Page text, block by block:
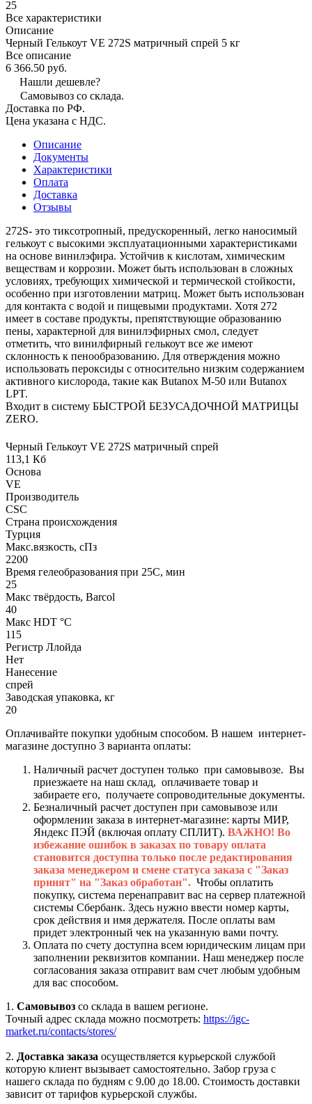
25
Все характеристики
Описание
Черный Гелькоут VE 272S матричный спрей 5 кг
Все описание
6 366.50 руб.
Нашли дешевле?
Самовывоз со склада.
Доставка по РФ.
Цена указана с НДС.
Описание
Документы
Характеристики
Оплата
Доставка
Отзывы
272S- это тиксотропный, предускоренный, легко наносимый
гелькоут с высокими эксплуатационными характеристиками
на основе винилэфира. Устойчив к кислотам, химическим
веществам и коррозии. Может быть использован в сложных
условиях, требующих химической и термической стойкости,
особенно при изготовлении матриц. Может быть использован
для контакта с водой и пищевыми продуктами. Хотя 272
имеет в составе продукты, препятствующие образованию
пены, характерной для винилэфирных смол, следует
отметить, что винилфирный гелькоут все же имеют
склонность к пенообразованию. Для отверждения можно
использовать пероксиды с относительно низким содержанием
активного кислорода, такие как Butanox M-50 или Butanox
LPT.
Входит в систему БЫСТРОЙ БЕЗУСАДОЧНОЙ МАТРИЦЫ
ZERO.
Черный Гелькоут VE 272S матричный спрей
113,1 Кб
Основа
VE
Производитель
CSC
Страна происхождения
Турция
Макс.вязкoсть, сПз
2200
Время гелеобразования при 25С, мин
25
Макс твёрдость, Barcol
40
Макс HDT °С
115
Регистр Ллойда
Нет
Нанесение
спрей
Заводская упаковка, кг
20
Оплачивайте покупки удобным способом. В нашем интернет-
магазине доступно 3 варианта оплаты:
Наличный расчет доступен только при самовывозе. Вы
приезжаете на наш склад, оплачиваете товар и
забираете его, получаете сопроводительные документы.
Безналичный расчет доступен при самовывозе или
оформлении заказа в интернет-магазине: карты МИР,
Яндекс ПЭЙ (включая оплату СПЛИТ). ВАЖНО! Во
избежание ошибок в заказах по товару оплата
становится доступна только после редактирования
заказа менеджером и смене статуса заказа с "Заказ
принят" на "Заказ обработан". Чтобы оплатить
покупку, система перенаправит вас на сервер платежной
системы Сбербанк. Здесь нужно ввести номер карты,
срок действия и имя держателя. После оплаты вам
придет электронный чек на указанную вами почту.
Оплата по счету доступна всем юридическим лицам при
заполнении реквизитов компании. Наш менеджер после
согласования заказа отправит вам счет любым удобным
для вас способом.
1. Самовывоз со склада в вашем регионе.
Точный адрес склада можно посмотреть: https://igc-
market.ru/contacts/stores/
2. Доставка заказа осуществляется курьерской службой
которую клиент вызывает самостоятельно. Забор груза с
нашего склада по будням с 9.00 до 18.00. Стоимость доставки
зависит от тарифов курьерской службы.